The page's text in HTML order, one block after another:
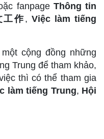
fanpage Thông tin
工作,Việc làm tiếng
cộng đồng những
Trung để tham khảo,
thì có thể tham gia
làm tiếng Trung, Hội